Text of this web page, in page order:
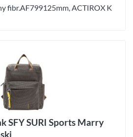
fibr.AF799125mm, ACTIROX K
SFY SURI Sports Marry